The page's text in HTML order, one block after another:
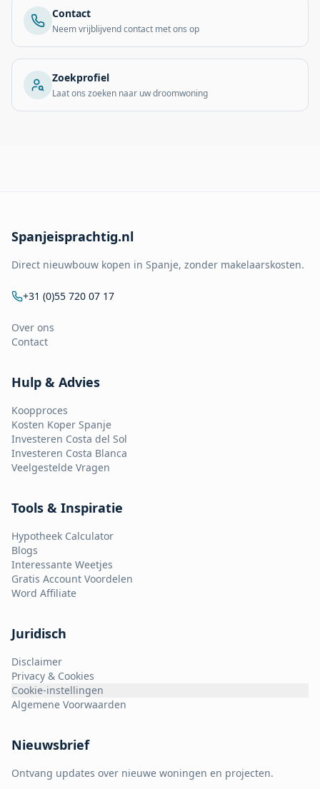
Contact
Neem vrijblijvend contact met ons op
Zoekprofiel
Laat ons zoeken naar uw droomwoning
Spanjeisprachtig.nl
Direct nieuwbouw kopen in Spanje, zonder makelaarskosten.
+31 (0)55 720 07 17
Over ons
Contact
Hulp & Advies
Koopproces
Kosten Koper Spanje
Investeren Costa del Sol
Investeren Costa Blanca
Veelgestelde Vragen
Tools & Inspiratie
Hypotheek Calculator
Blogs
Interessante Weetjes
Gratis Account Voordelen
Word Affiliate
Juridisch
Disclaimer
Privacy & Cookies
Cookie-instellingen
Algemene Voorwaarden
Nieuwsbrief
Ontvang updates over nieuwe woningen en projecten.